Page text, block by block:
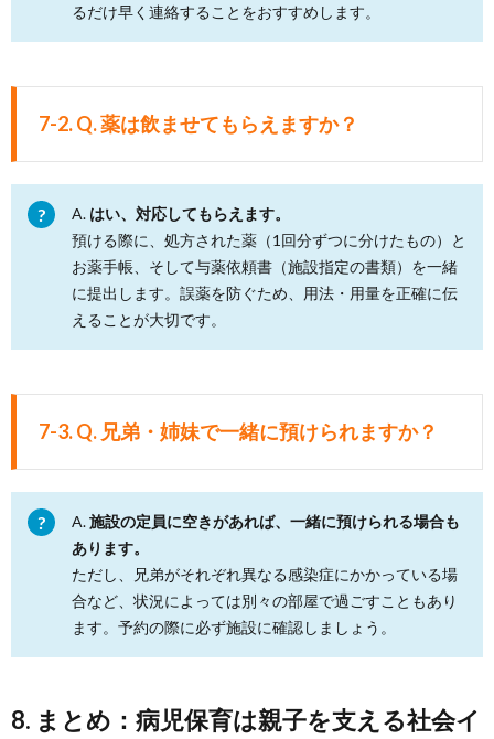
るだけ早く連絡することをおすすめします。
7-2. Q. 薬は飲ませてもらえますか？
A. はい、対応してもらえます。
預ける際に、処方された薬（1回分ずつに分けたもの）と
お薬手帳、そして与薬依頼書（施設指定の書類）を一緒
に提出します。誤薬を防ぐため、用法・用量を正確に伝
えることが大切です。
7-3. Q. 兄弟・姉妹で一緒に預けられますか？
A.施設の定員に空きがあれば、一緒に預けられる場合も
あります。
ただし、兄弟がそれぞれ異なる感染症にかかっている場
合など、状況によっては別々の部屋で過ごすこともあり
ます。予約の際に必ず施設に確認しましょう。
8. まとめ：病児保育は親子を支える社会イ